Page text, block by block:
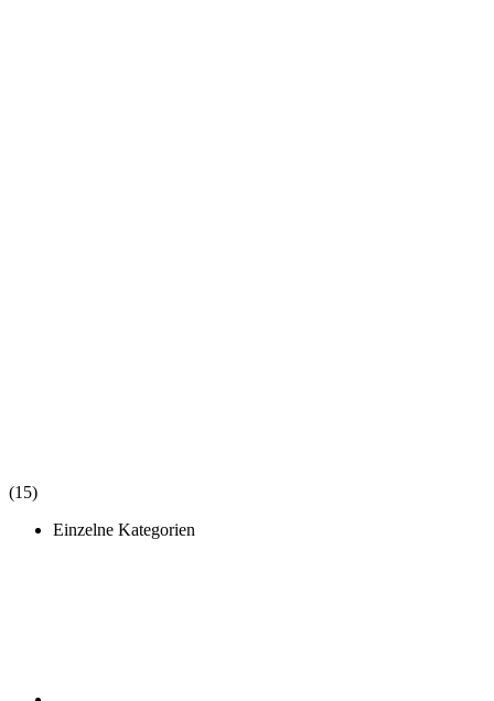
(15)
Einzelne Kategorien